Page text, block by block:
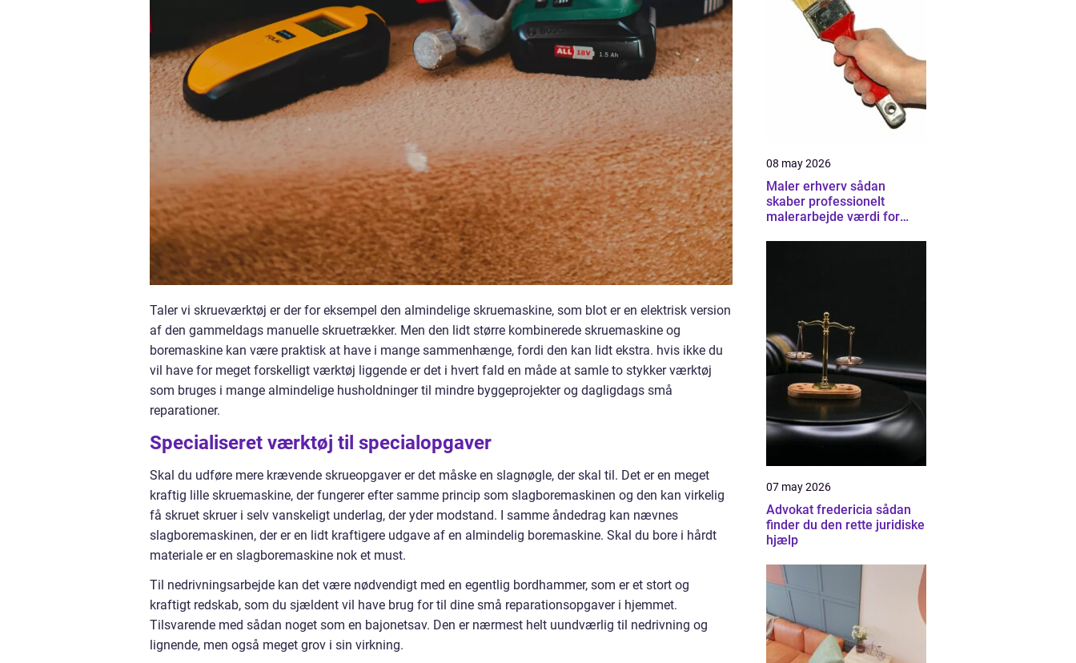
Taler vi skrueværktøj er der for eksempel den almindelige skruemaskine, som blot er en elektrisk version
af den gammeldags manuelle skruetrækker. Men den lidt større kombinerede skruemaskine og
boremaskine kan være praktisk at have i mange sammenhænge, fordi den kan lidt ekstra. hvis ikke du
vil have for meget forskelligt værktøj liggende er det i hvert fald en måde at samle to stykker værktøj
som bruges i mange almindelige husholdninger til mindre byggeprojekter og dagligdags små
reparationer.
Specialiseret værktøj til specialopgaver
Skal du udføre mere krævende skrueopgaver er det måske en slagnøgle, der skal til. Det er en meget
kraftig lille skruemaskine, der fungerer efter samme princip som slagboremaskinen og den kan virkelig
få skruet skruer i selv vanskeligt underlag, der yder modstand. I samme åndedrag kan nævnes
slagboremaskinen, der er en lidt kraftigere udgave af en almindelig boremaskine. Skal du bore i hårdt
materiale er en slagboremaskine nok et must.
Til nedrivningsarbejde kan det være nødvendigt med en egentlig bordhammer, som er et stort og
kraftigt redskab, som du sjældent vil have brug for til dine små reparationsopgaver i hjemmet.
Tilsvarende med sådan noget som en bajonetsav. Den er nærmest helt uundværlig til nedrivning og
lignende, men også meget grov i sin virkning.
08 may 2026
Maler erhverv sådan
skaber professionelt
malerarbejde værdi for
07 may 2026
Advokat fredericia sådan
finder du den rette juridiske
hjælp